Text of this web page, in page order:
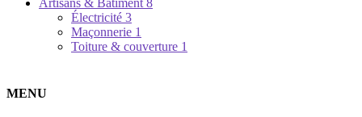
Artisans & Bâtiment8
Électricité 3
Maçonnerie 1
Toiture & couverture 1
MENU